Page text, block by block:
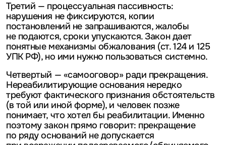
Третий — процессуальная пассивность:
нарушения не фиксируются, копии
постановлений не запрашиваются, жалобы
не подаются, сроки упускаются. Закон дает
понятные механизмы обжалования (ст. 124 и 125
УПК РФ), но ими нужно пользоваться системно.
Четвертый — «самооговор» ради прекращения.
Нереабилитирующие основания нередко
требуют фактического признания обстоятельств
(в той или иной форме), и человек позже
понимает, что хотел бы реабилитации. Именно
поэтому закон прямо говорит: прекращение
по ряду оснований не допускается